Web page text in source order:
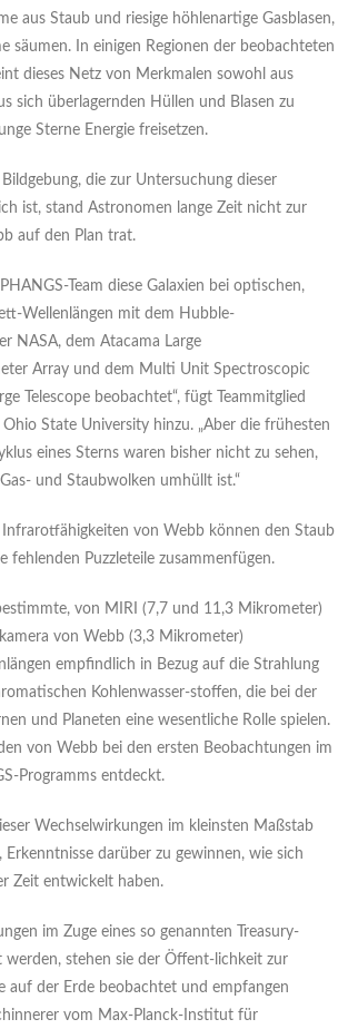
aus Staub und riesige höhlenartige Gasblasen,
säumen. In einigen Regionen der beobachteten
dieses Netz von Merkmalen sowohl aus
sich überlagernden Hüllen und Blasen zu
Sterne Energie freisetzen.
die zur Untersuchung dieser
ist, stand Astronomen lange Zeit nicht zur
auf den Plan trat.
Team diese Galaxien bei optischen,
Wellenlängen mit dem Hubble-
NASA, dem Atacama Large
Array und dem Multi Unit Spectroscopic
Telescope beobachtet“, fügt Teammitglied
State University hinzu. „Aber die frühesten
eines Sterns waren bisher nicht zu sehen,
und Staubwolken umhüllt ist.“
Infrarotfähigkeiten von Webb können den Staub
fehlenden Puzzleteile zusammenfügen.
von MIRI (7,7 und 11,3 Mikrometer)
von Webb (3,3 Mikrometer)
empfindlich in Bezug auf die Strahlung
Kohlenwasser-stoffen, die bei der
und Planeten eine wesentliche Rolle spielen.
von Webb bei den ersten Beobachtungen im
Programms entdeckt.
Wechselwirkungen im kleinsten Maßstab
Erkenntnisse darüber zu gewinnen, wie sich
Zeit entwickelt haben.
im Zuge eines so genannten Treasury-
werden, stehen sie der Öffent-lichkeit zur
auf der Erde beobachtet und empfangen
vom Max-Planck-Institut für